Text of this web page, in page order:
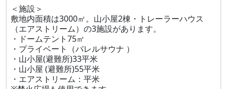
＜施設＞
敷地内面積は3000㎡。山小屋2棟・トレーラーハウス
（エアストリーム）の3施設があります。
・ドームテント75㎡
・プライベート（バレルサウナ ）
・山小屋(避難所)33平米
・山小屋 (避難所)55平米
・エアストリーム：平米